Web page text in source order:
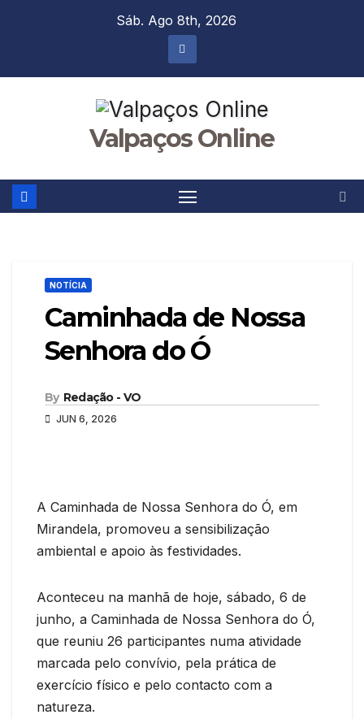
Sáb. Ago 8th, 2026
Valpaços Online
NOTÍCIA
Caminhada de Nossa
Senhora do Ó
By Redação - VO
JUN 6, 2026
A Caminhada de Nossa Senhora do Ó, em
Mirandela, promoveu a sensibilização
ambiental e apoio às festividades.
Aconteceu na manhã de hoje, sábado, 6 de
junho, a Caminhada de Nossa Senhora do Ó,
que reuniu 26 participantes numa atividade
marcada pelo convívio, pela prática de
exercício físico e pelo contacto com a
natureza.